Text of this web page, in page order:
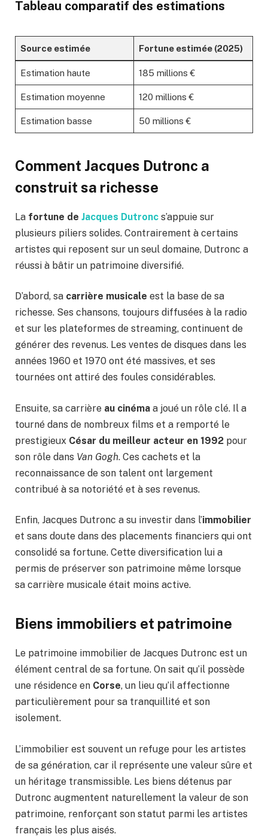
Tableau comparatif des estimations
Source estimée Fortune estimée (2025)
Estimation haute 185 millions €
Estimation moyenne 120 millions €
Estimation basse 50 millions €
Comment Jacques Dutronc a
construit sa richesse
La fortune de Jacques Dutronc s’appuie sur
plusieurs piliers solides. Contrairement à certains
artistes qui reposent sur un seul domaine, Dutronc a
réussi à bâtir un patrimoine diversifié.
D’abord, sa carrière musicale est la base de sa
richesse. Ses chansons, toujours diffusées à la radio
et sur les plateformes de streaming, continuent de
générer des revenus. Les ventes de disques dans les
années 1960 et 1970 ont été massives, et ses
tournées ont attiré des foules considérables.
Ensuite, sa carrière au cinéma a joué un rôle clé. Il a
tourné dans de nombreux films et a remporté le
prestigieux César du meilleur acteur en 1992 pour
son rôle dans Van Gogh. Ces cachets et la
reconnaissance de son talent ont largement
contribué à sa notoriété et à ses revenus.
Enfin, Jacques Dutronc a su investir dans l’immobilier
et sans doute dans des placements financiers qui ont
consolidé sa fortune. Cette diversification lui a
permis de préserver son patrimoine même lorsque
sa carrière musicale était moins active.
Biens immobiliers et patrimoine
Le patrimoine immobilier de Jacques Dutronc est un
élément central de sa fortune. On sait qu’il possède
une résidence en Corse, un lieu qu’il affectionne
particulièrement pour sa tranquillité et son
isolement.
L’immobilier est souvent un refuge pour les artistes
de sa génération, car il représente une valeur sûre et
un héritage transmissible. Les biens détenus par
Dutronc augmentent naturellement la valeur de son
patrimoine, renforçant son statut parmi les artistes
français les plus aisés.